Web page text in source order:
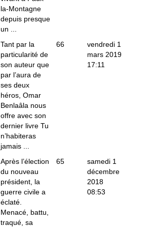
la-Montagne
depuis presque
un ...
Tant par la
particularité de
son auteur que
par l’aura de
ses deux
héros, Omar
Benlaâla nous
offre avec son
dernier livre Tu
n’habiteras
jamais ...
66
vendredi 1
mars 2019
17:11
Après l’élection
du nouveau
président, la
guerre civile a
éclaté.
Menacé, battu,
traqué, sa
65
samedi 1
décembre
2018
08:53